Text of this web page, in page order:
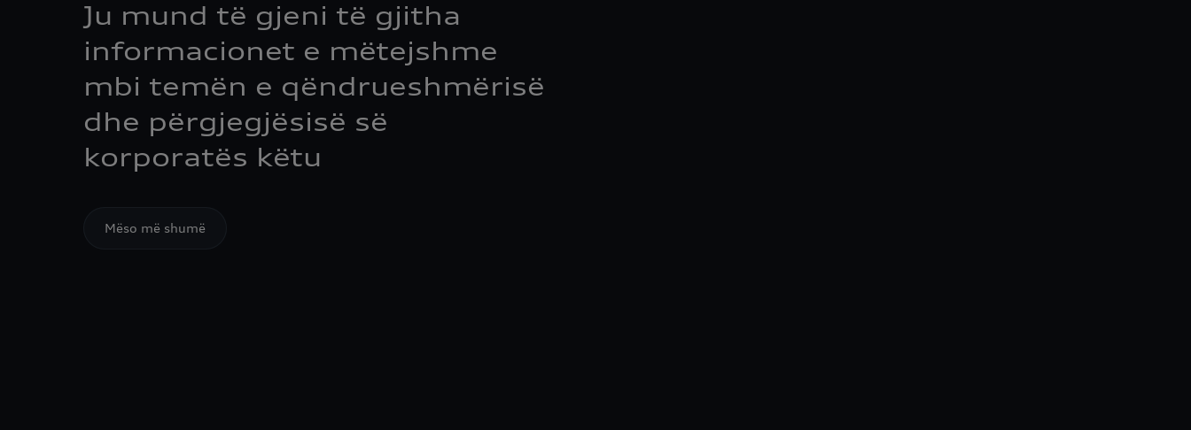
Ju mund të gjeni të gjitha
informacionet e mëtejshme
mbi temën e qëndrueshmërisë
dhe përgjegjësisë së
korporatës këtu
Mëso më shumë